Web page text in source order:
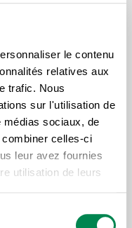
le contenu
relatives aux
trafic. Nous
sur l'utilisation de
médias sociaux, de
celles-ci
leur avez fournies
utilisation de leurs
travailleurs.
alors que
on va
dans des
pendant
s’accorde 2
conclut